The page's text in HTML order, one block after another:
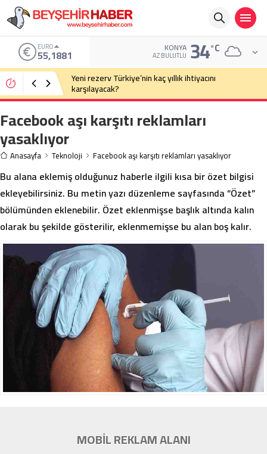
EURO
55,1881 KONYA
AZ BULUTLU 34°C
Yeni rezerv Türkiye’nin kaç yıllık ihtiyacını
karşılayacak?
Facebook aşı karşıtı reklamları
yasaklıyor
Anasayfa Teknoloji Facebook aşı karşıtı reklamları yasaklıyor
Bu alana eklemiş olduğunuz haberle ilgili kısa bir özet bilgisi
ekleyebilirsiniz. Bu metin yazı düzenleme sayfasında “Özet”
bölümünden eklenebilir. Özet eklenmişse başlık altında kalın
olarak bu şekilde gösterilir, eklenmemişse bu alan boş kalır.
MOBİL REKLAM ALANI